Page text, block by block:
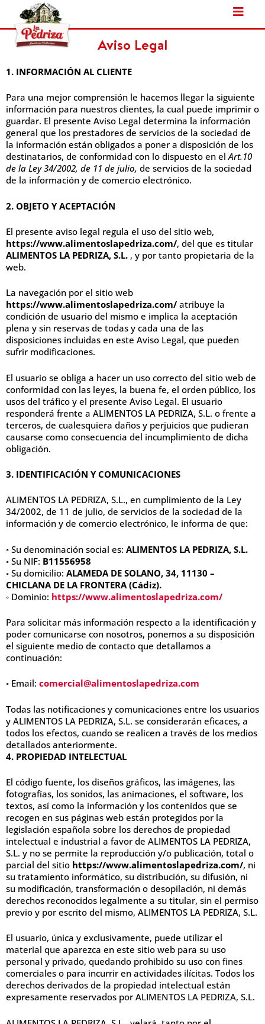
contenido
Aviso Legal
1. INFORMACIÓN AL CLIENTE
Para una mejor comprensión le hacemos llegar la siguiente
información para nuestros clientes, la cual puede imprimir o
guardar. El presente Aviso Legal determina la información
general que los prestadores de servicios de la sociedad de
la información están obligados a poner a disposición de los
destinatarios, de conformidad con lo dispuesto en elArt.10
de la Ley 34/2002, de 11 de julio, de servicios de la sociedad
de la información y de comercio electrónico.
2. OBJETO Y ACEPTACIÓN
El presente aviso legal regula el uso del sitio web,
https://www.alimentoslapedriza.com/, del que es titular
ALIMENTOS LA PEDRIZA, S.L. , y por tanto propietaria de la
web.
La navegación por el sitio web
https://www.alimentoslapedriza.com/ atribuye la
condición de usuario del mismo e implica la aceptación
plena y sin reservas de todas y cada una de las
disposiciones incluidas en este Aviso Legal, que pueden
sufrir modificaciones.
El usuario se obliga a hacer un uso correcto del sitio web de
conformidad con las leyes, la buena fe, el orden público, los
usos del tráfico y el presente Aviso Legal. El usuario
responderá frente a ALIMENTOS LA PEDRIZA, S.L. o frente a
terceros, de cualesquiera daños y perjuicios que pudieran
causarse como consecuencia del incumplimiento de dicha
obligación.
3. IDENTIFICACIÓN Y COMUNICACIONES
ALIMENTOS LA PEDRIZA, S.L., en cumplimiento de la Ley
34/2002, de 11 de julio, de servicios de la sociedad de la
información y de comercio electrónico, le informa de que:
◦ Su denominación social es: ALIMENTOS LA PEDRIZA, S.L.
◦ Su NIF: B11556958
◦ Su domicilio: ALAMEDA DE SOLANO, 34, 11130 –
CHICLANA DE LA FRONTERA (Cádiz).
◦ Dominio: https://www.alimentoslapedriza.com/
Para solicitar más información respecto a la identificación y
poder comunicarse con nosotros, ponemos a su disposición
el siguiente medio de contacto que detallamos a
continuación:
◦ Email: comercial@alimentoslapedriza.com
Todas las notificaciones y comunicaciones entre los usuarios
y ALIMENTOS LA PEDRIZA, S.L. se considerarán eficaces, a
todos los efectos, cuando se realicen a través de los medios
detallados anteriormente.
4. PROPIEDAD INTELECTUAL
El código fuente, los diseños gráficos, las imágenes, las
fotografías, los sonidos, las animaciones, el software, los
textos, así como la información y los contenidos que se
recogen en sus páginas web están protegidos por la
legislación española sobre los derechos de propiedad
intelectual e industrial a favor de ALIMENTOS LA PEDRIZA,
S.L. y no se permite la reproducción y/o publicación, total o
parcial del sitio https://www.alimentoslapedriza.com/, ni
su tratamiento informático, su distribución, su difusión, ni
su modificación, transformación o desopilación, ni demás
derechos reconocidos legalmente a su titular, sin el permiso
previo y por escrito del mismo, ALIMENTOS LA PEDRIZA, S.L.
El usuario, única y exclusivamente, puede utilizar el
material que aparezca en este sitio web para su uso
personal y privado, quedando prohibido su uso con fines
comerciales o para incurrir en actividades ilícitas. Todos los
derechos derivados de la propiedad intelectual están
expresamente reservados por ALIMENTOS LA PEDRIZA, S.L.